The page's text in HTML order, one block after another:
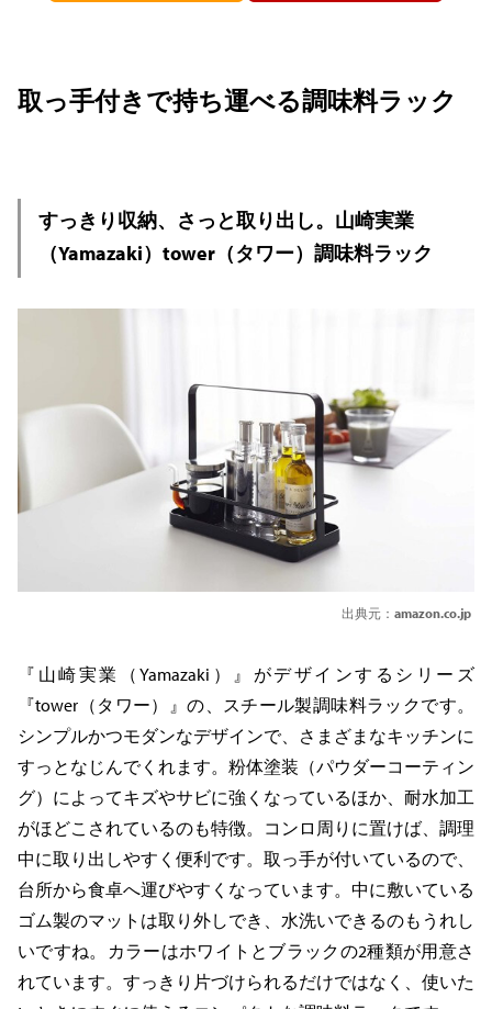
取っ手付きで持ち運べる調味料ラック
すっきり収納、さっと取り出し。山崎実業
（Yamazaki）tower（タワー）調味料ラック
出典元： amazon.co.jp
『山崎実業（Yamazaki）』がデザインするシリーズ
『tower（タワー）』の、スチール製調味料ラックです。
シンプルかつモダンなデザインで、さまざまなキッチンに
すっとなじんでくれます。粉体塗装（パウダーコーティン
グ）によってキズやサビに強くなっているほか、耐水加工
がほどこされているのも特徴。コンロ周りに置けば、調理
中に取り出しやすく便利です。取っ手が付いているので、
台所から食卓へ運びやすくなっています。中に敷いている
ゴム製のマットは取り外しでき、水洗いできるのもうれし
いですね。カラーはホワイトとブラックの2種類が用意さ
れています。すっきり片づけられるだけではなく、使いた